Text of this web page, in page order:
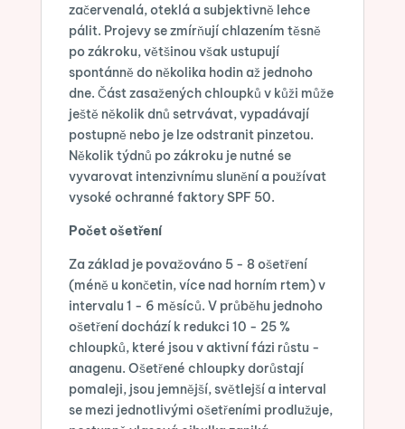
začervenalá, oteklá a subjektivně lehce
pálit. Projevy se zmírňují chlazením těsně
po zákroku, většinou však ustupují
spontánně do několika hodin až jednoho
dne. Část zasažených chloupků v kůži může
ještě několik dnů setrvávat, vypadávají
postupně nebo je lze odstranit pinzetou.
Několik týdnů po zákroku je nutné se
vyvarovat intenzivnímu slunění a používat
vysoké ochranné faktory SPF 50.
Počet ošetření
Za základ je považováno 5 - 8 ošetření
(méně u končetin, více nad horním rtem) v
intervalu 1 - 6 měsíců. V průběhu jednoho
ošetření dochází k redukci 10 - 25 %
chloupků, které jsou v aktivní fázi růstu -
anagenu. Ošetřené chloupky dorůstají
pomaleji, jsou jemnější, světlejší a interval
se mezi jednotlivými ošetřeními prodlužuje,